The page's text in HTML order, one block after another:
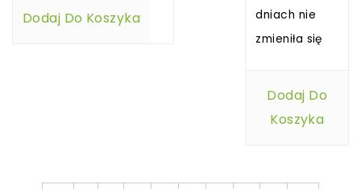
Dodaj Do Koszyka
dniach nie
zmieniła się
Dodaj Do
Koszyka